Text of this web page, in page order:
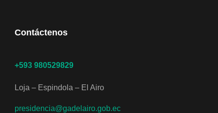
Contáctenos
+593 980529829
Loja – Espindola – El Airo
presidencia@gadelairo.gob.ec